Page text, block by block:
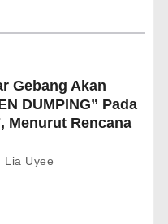
Gebang Akan
DUMPING” Pada
Menurut Rencana
Lia Uyee